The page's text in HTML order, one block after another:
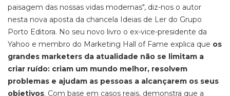
paisagem das nossas vidas modernas", diz-nos o autor
nesta nova aposta da chancela Ideias de Ler do Grupo
Porto Editora. No seu novo livro o ex-vice-presidente da
Yahoo e membro do Marketing Hall of Fame explica que os
grandes marketers da atualidade não se limitam a
criar ruído: criam um mundo melhor, resolvem
problemas e ajudam as pessoas a alcançarem os seus
objetivos. Com base em casos reais, demonstra que a